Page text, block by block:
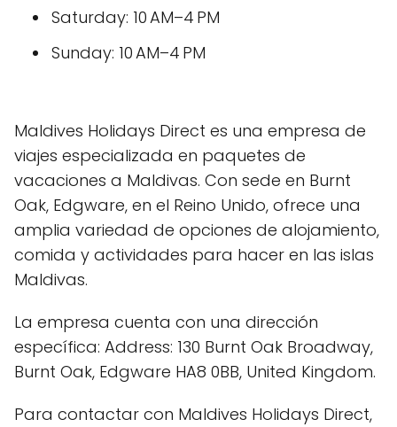
Saturday: 10 AM–4 PM
Sunday: 10 AM–4 PM
Maldives Holidays Direct es una empresa de
viajes especializada en paquetes de
vacaciones a Maldivas. Con sede en Burnt
Oak, Edgware, en el Reino Unido, ofrece una
amplia variedad de opciones de alojamiento,
comida y actividades para hacer en las islas
Maldivas.
La empresa cuenta con una dirección
específica: Address: 130 Burnt Oak Broadway,
Burnt Oak, Edgware HA8 0BB, United Kingdom.
Para contactar con Maldives Holidays Direct,